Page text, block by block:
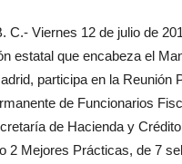
C.- Viernes 12 de julio de
estatal que encabeza el
participa en la Reunión
de Funcionarios
de Hacienda y
2 Mejores Prácticas, de 7